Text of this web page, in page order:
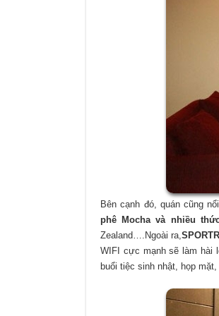
Bên cạnh đó, quán cũng
phê Mocha và nhiều
Zealand….Ngoài ra,
WIFI cực mạnh sẽ làm hài
buổi tiệc sinh nhật, họp mặt,